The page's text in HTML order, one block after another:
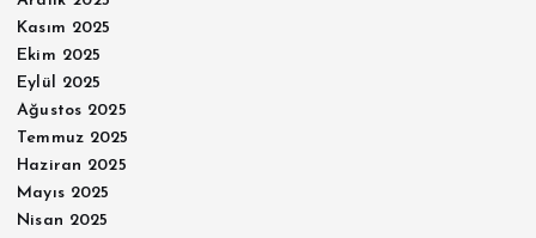
Kasım 2025
Ekim 2025
Eylül 2025
Ağustos 2025
Temmuz 2025
Haziran 2025
Mayıs 2025
Nisan 2025